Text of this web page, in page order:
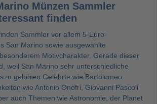
Münzen Sammler
finden
Sammler vor allem 5-Euro-
San Marino sowie ausgewählte
Motivcharakter. Gerade dieser
weil San Marino sehr unterschiedliche
gehören Gelehrte wie Bartolomeo
wie Antonio Onofri, Giovanni Pascoli
auch Themen wie Astronomie, der Planet